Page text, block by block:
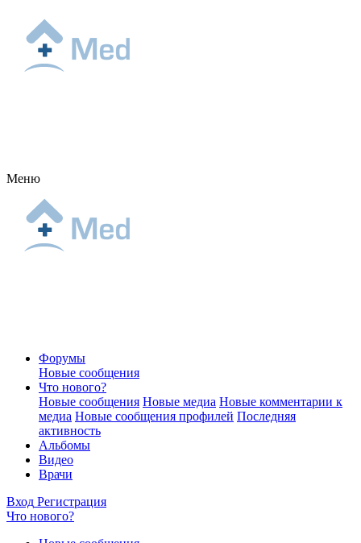
Меню
Форумы
Новые сообщения
Что нового?
Новые сообщения Новые медиа Новые комментарии к
медиа Новые сообщения профилей Последняя
активность
Альбомы
Видео
Врачи
Вход Регистрация
Что нового?